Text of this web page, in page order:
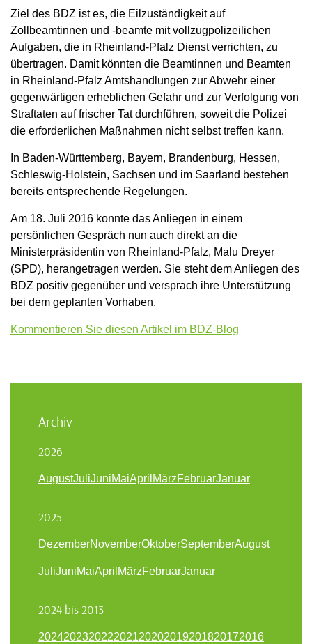
Ziel des BDZ ist es, die Eilzuständigkeit auf
Zollbeamtinnen und -beamte mit vollzugpolizeilichen
Aufgaben, die in Rheinland-Pfalz Dienst verrichten, zu
übertragen. Damit könnten die Beamtinnen und Beamten
in Rheinland-Pfalz Amtshandlungen zur Abwehr einer
gegenwärtigen erheblichen Gefahr und zur Verfolgung von
Straftaten auf frischer Tat durchführen, soweit die Polizei
die erforderlichen Maßnahmen nicht selbst treffen kann.
In Baden-Württemberg, Bayern, Brandenburg, Hessen,
Schleswig-Holstein, Sachsen und im Saarland bestehen
bereits entsprechende Regelungen.
Am 18. Juli 2016 konnte das Anliegen in einem
persönlichen Gespräch nun auch direkt an die
Ministerpräsidentin von Rheinland-Pfalz, Malu Dreyer
(SPD), herangetragen werden. Sie steht dem Anliegen des
BDZ positiv gegenüber und versprach ihre Unterstützung
bei dem geplanten Vorhaben.
Kommentieren Sie diesen Artikel im BDZ-Blog
Archiv
2026
AugustJuliJuniMaiApril MärzFebruarJanuar
2025
DezemberNovemberOktoberSeptemberAugust
JuliJuniMaiApril MärzFebruarJanuar
2024 bis 2013
202420232022202120202019201820172016